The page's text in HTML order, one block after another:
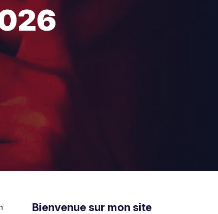
Bienvenue sur mon site